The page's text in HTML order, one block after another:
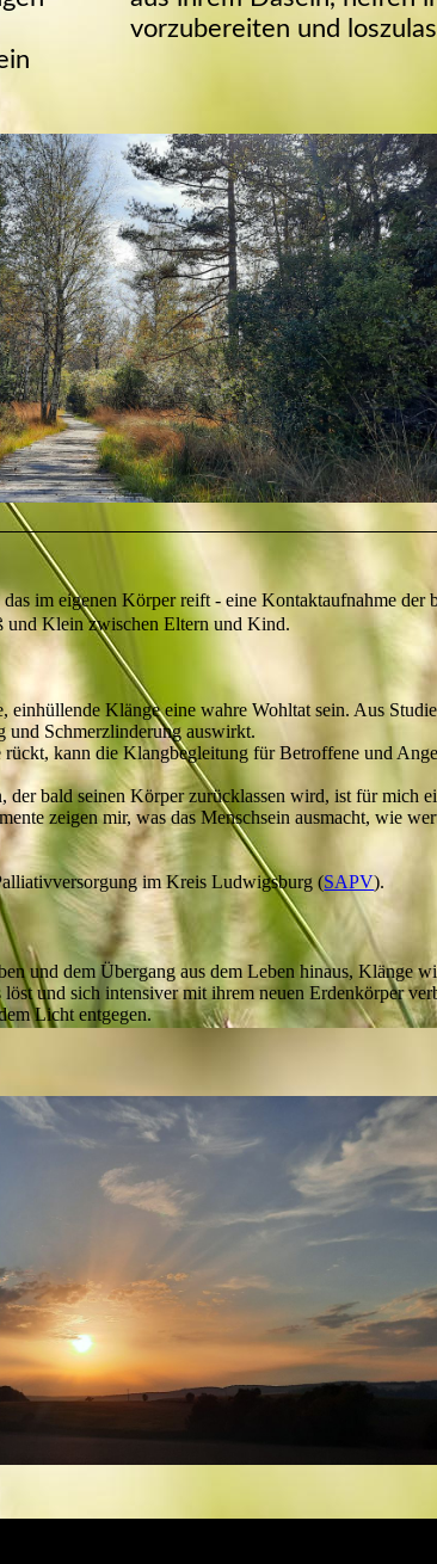
vorzubereiten und
im eigenen Körper reift - eine Kontaktaufnahme der
und Klein zwischen Eltern und Kind.
Klänge eine wahre Wohltat sein. Aus
und Schmerzlinderung auswirkt.
kann die Klangbegleitung für Betroffene und
der bald seinen Körper zurücklassen wird, ist für mich
zeigen mir, was das Menschsein ausmacht, wie
im Kreis Ludwigsburg (SAPV).
und dem Übergang aus dem Leben hinaus, Klänge
und sich intensiver mit ihrem neuen Erdenkörper
Licht entgegen.